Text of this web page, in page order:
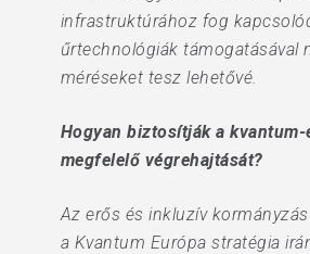
infrastruktúrához fog
űrtechnológiák támogatásával
méréseket tesz lehetővé.
Hogyan biztosítják a
megfelelő végrehajtását?
Az erős és inkluzív
a Kvantum Európa stratégia